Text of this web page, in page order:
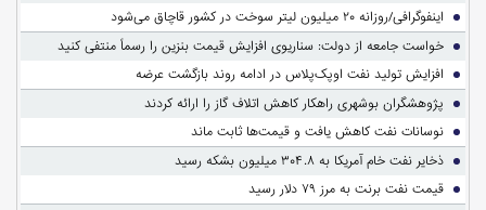
اینفوگرافی/روزانه ۲۰ میلیون لیتر سوخت در کشور قاچاق می‌شود
خواست جامعه از دولت: سناریوی افزایش قیمت بنزین را رسماً منتفی کنید
افزایش تولید نفت اوپک‌پلاس در ادامه روند بازگشت عرضه
پژوهشگران بوشهری راهکار کاهش اتلاف گاز را ارائه کردند
نوسانات نفت کاهش یافت و قیمت‌ها ثابت ماند
ذخایر نفت خام آمریکا به ۳۰۴.۸ میلیون بشکه رسید
قیمت نفت برنت به مرز ۷۹ دلار رسید